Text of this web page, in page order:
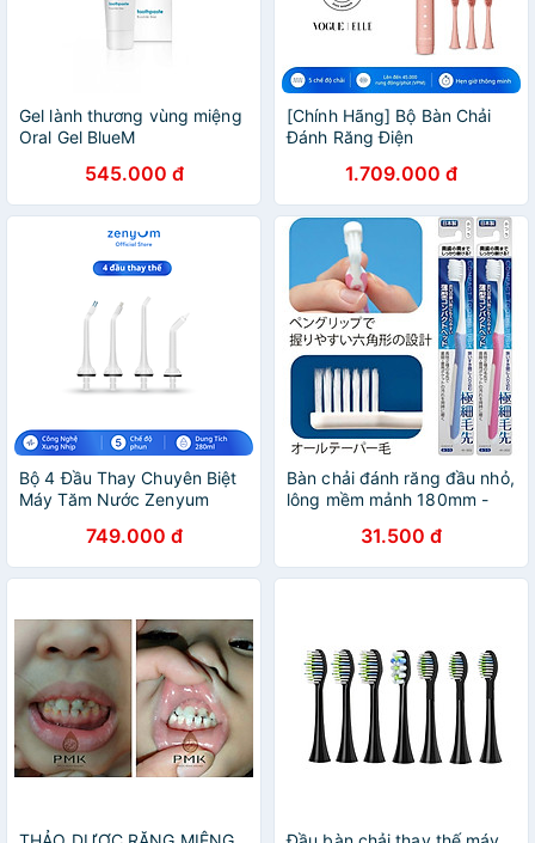
Gel lành thương vùng miệng
Oral Gel BlueM
545.000 đ
[Chính Hãng] Bộ Bàn Chải
Đánh Răng Điện
Thay Thế - Hồng San Hô -
Công Nghệ Singapore
1.709.000 đ
Bộ 4 Đầu Thay Chuyên Biệt
Máy Tăm Nước Zenyum
749.000 đ
Bàn chải đánh răng đầu nhỏ,
lông mềm mảnh 180mm -
31.500 đ